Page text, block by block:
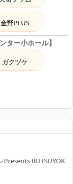
金野PLUS
ター小ホール】
ガクヅケ
Presents BUTSUYOK